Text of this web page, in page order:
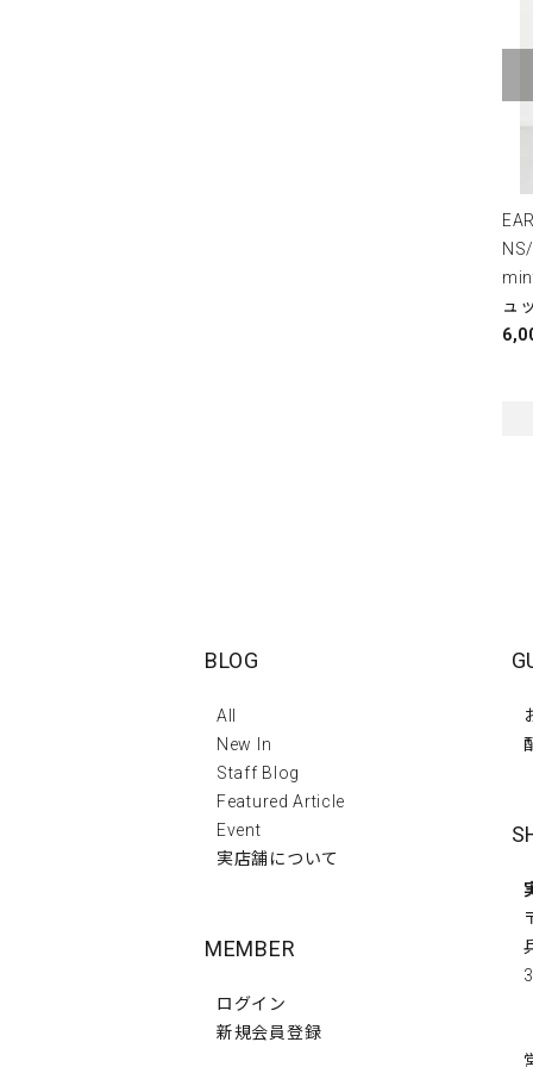
ュ
BLOG
All
New In
Staff Blog
Featured Article
Event
実店舗について
MEMBER
ログイン
新規会員登録